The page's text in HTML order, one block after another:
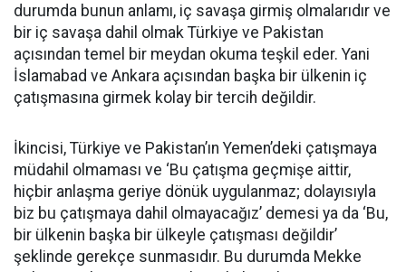
durumda bunun anlamı, iç savaşa girmiş olmalarıdır ve
bir iç savaşa dahil olmak Türkiye ve Pakistan
açısından temel bir meydan okuma teşkil eder. Yani
İslamabad ve Ankara açısından başka bir ülkenin iç
çatışmasına girmek kolay bir tercih değildir.
İkincisi, Türkiye ve Pakistan’ın Yemen’deki çatışmaya
müdahil olmaması ve ‘Bu çatışma geçmişe aittir,
hiçbir anlaşma geriye dönük uygulanmaz; dolayısıyla
biz bu çatışmaya dahil olmayacağız’ demesi ya da ‘Bu,
bir ülkenin başka bir ülkeyle çatışması değildir’
şeklinde gerekçe sunmasıdır. Bu durumda Mekke